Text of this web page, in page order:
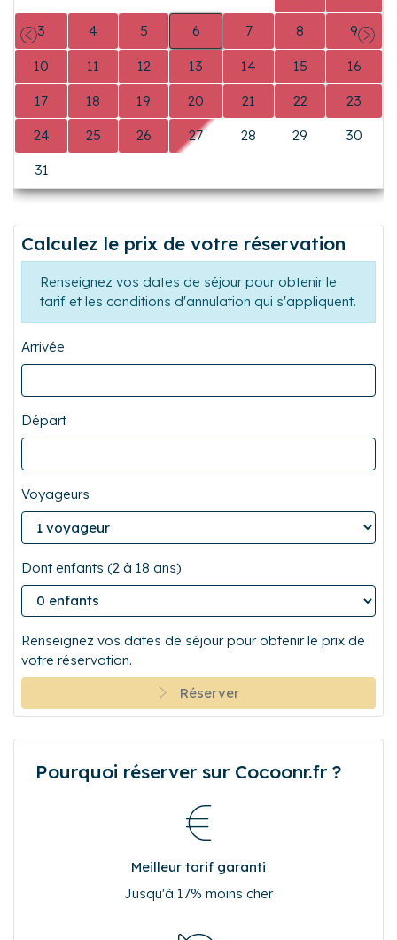
logement pour les futurs visiteurs. Merci de le laisser dans
un état correct de propreté et de nettoyer les appareils
électroménagers après usage.
- Lit parapluie disponible
N'hésitez pas à prendre contact avec nous pour obtenir
des informations complémentaires.
3 4 5 6 7 8 9
10 11 12 13 14 15 16
17 18 19 20 21 22 23
24 25 26 27 28 29 30
31
Précédent
Calculez le prix de votre réservation
Renseignez vos dates de séjour pour obtenir le
tarif et les conditions d'annulation qui s'appliquent.
Arrivée
Départ
Voyageurs
Dont enfants (2 à 18 ans)
Renseignez vos dates de séjour pour obtenir le prix de
votre réservation.
Réserver
Pourquoi réserver sur Cocoonr.fr ?
Meilleur tarif garanti
Jusqu'à 17% moins cher